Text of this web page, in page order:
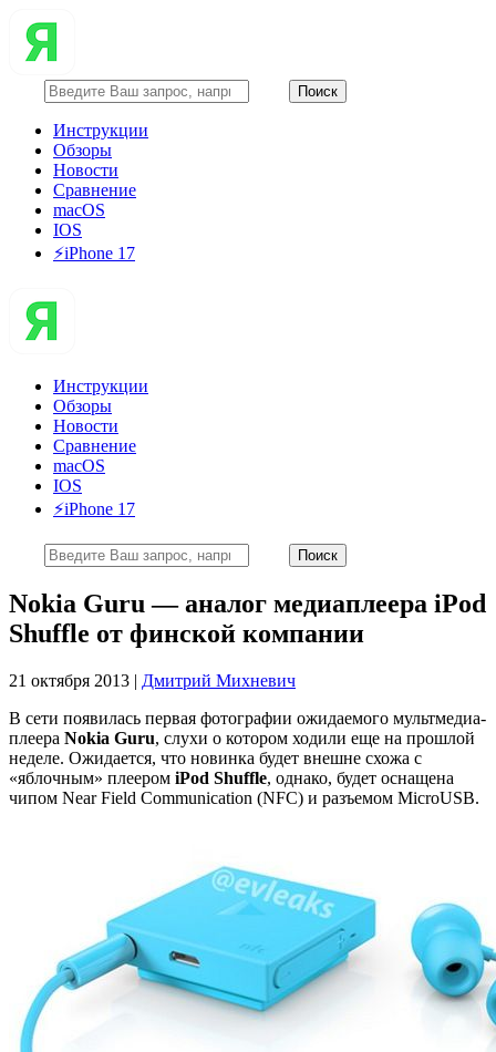
Инструкции
Обзоры
Новости
Сравнение
macOS
IOS
⚡️iPhone 17
Инструкции
Обзоры
Новости
Сравнение
macOS
IOS
⚡️iPhone 17
Nokia Guru — аналог медиаплеера iPod
Shuffle от финской компании
21 октября 2013 | Дмитрий Михневич
В сети появилась первая фотографии ожидаемого мультмедиа-
плеера Nokia Guru, слухи о котором ходили еще на прошлой
неделе. Ожидается, что новинка будет внешне схожа с
«яблочным» плеером iPod Shuffle, однако, будет оснащена
чипом Near Field Communication (NFC) и разъемом MicroUSB.